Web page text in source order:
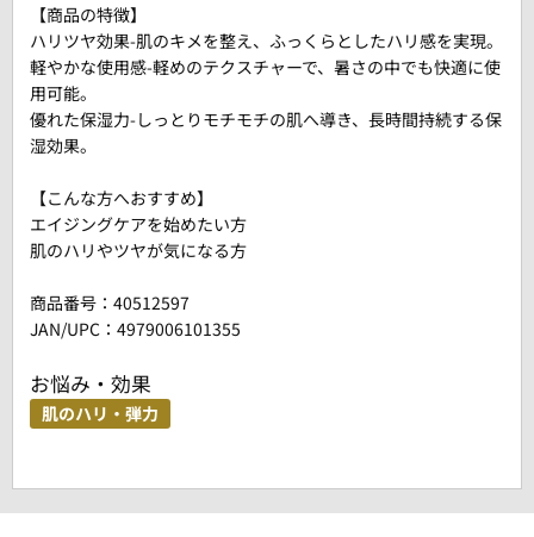
【商品の特徴】
ハリツヤ効果-肌のキメを整え、ふっくらとしたハリ感を実現。
軽やかな使用感-軽めのテクスチャーで、暑さの中でも快適に使
用可能。
優れた保湿力-しっとりモチモチの肌へ導き、長時間持続する保
湿効果。
【こんな方へおすすめ】
エイジングケアを始めたい方
肌のハリやツヤが気になる方
商品番号： 40512597
JAN/UPC：4979006101355
お悩み・効果
肌のハリ・弾力